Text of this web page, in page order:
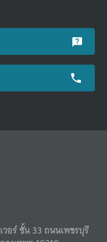
อร์ ชั้น 33 ถนนเพชรบุรี